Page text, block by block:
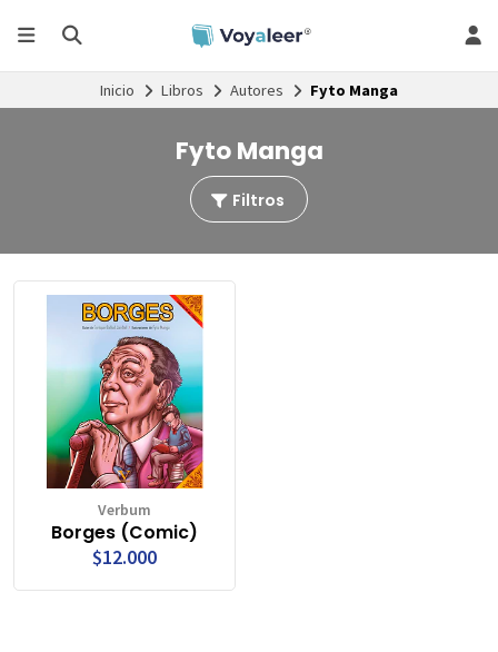
Inicio Libros Autores Fyto Manga
Fyto Manga
Filtros
Verbum
Borges (Comic)
$12.000